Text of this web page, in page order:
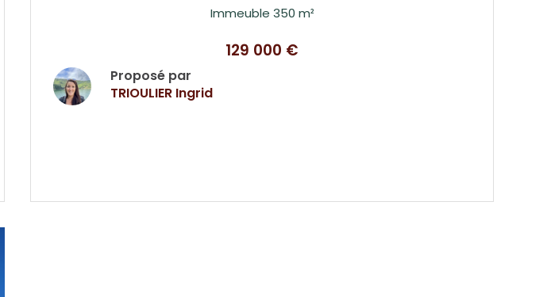
Immeuble 350 m²
129 000 €
Proposé par
TRIOULIER Ingrid